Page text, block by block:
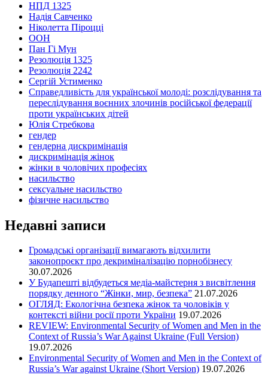
НПД 1325
Надія Савченко
Ніколетта Піроцці
ООН
Пан Гі Мун
Резолюція 1325
Резолюція 2242
Сергій Устименко
Справедливість для української молоді: розслідування та
переслідування воєнних злочинів російської федерації
проти українських дітей
Юлія Стребкова
гендер
гендерна дискримінація
дискримінація жінок
жінки в чоловічих професіях
насильство
сексуальне насильство
фізичне насильство
Недавні записи
Громадські організації вимагають відхилити
законопроєкт про декриміналізацію порнобізнесу
30.07.2026
У Будапешті відбудеться медіа-майстерня з висвітлення
порядку денного “Жінки, мир, безпека” 21.07.2026
ОГЛЯД: Екологічна безпека жінок та чоловіків у
контексті війни росії проти України 19.07.2026
REVIEW: Environmental Security of Women and Men in the
Context of Russia’s War Against Ukraine (Full Version)
19.07.2026
Environmental Security of Women and Men in the Context of
Russia’s War against Ukraine (Short Version) 19.07.2026